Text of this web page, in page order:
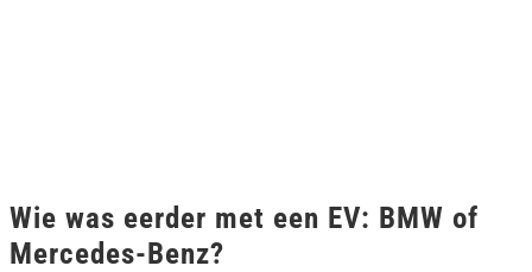
Wie was eerder met een EV: BMW of
Mercedes-Benz?